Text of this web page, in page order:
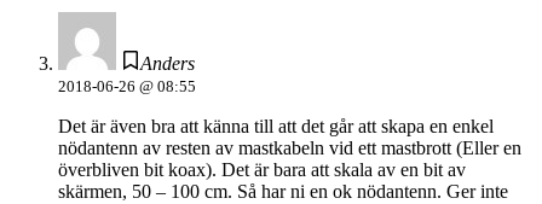
Anders
2018-06-26 @ 08:55
Det är även bra att känna till att det går att skapa en enkel
nödantenn av resten av mastkabeln vid ett mastbrott (Eller en
överbliven bit koax). Det är bara att skala av en bit av
skärmen, 50 – 100 cm. Så har ni en ok nödantenn. Ger inte